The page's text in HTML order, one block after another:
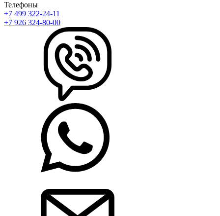
Телефоны
+7 499 322-24-11
+7 926 324-80-00